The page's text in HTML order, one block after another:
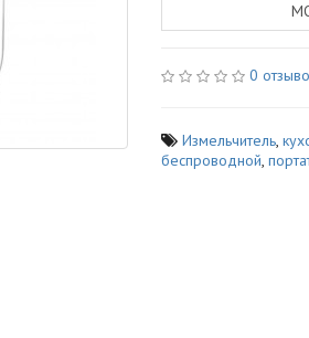
0
Измельчитель,
беспроводной,